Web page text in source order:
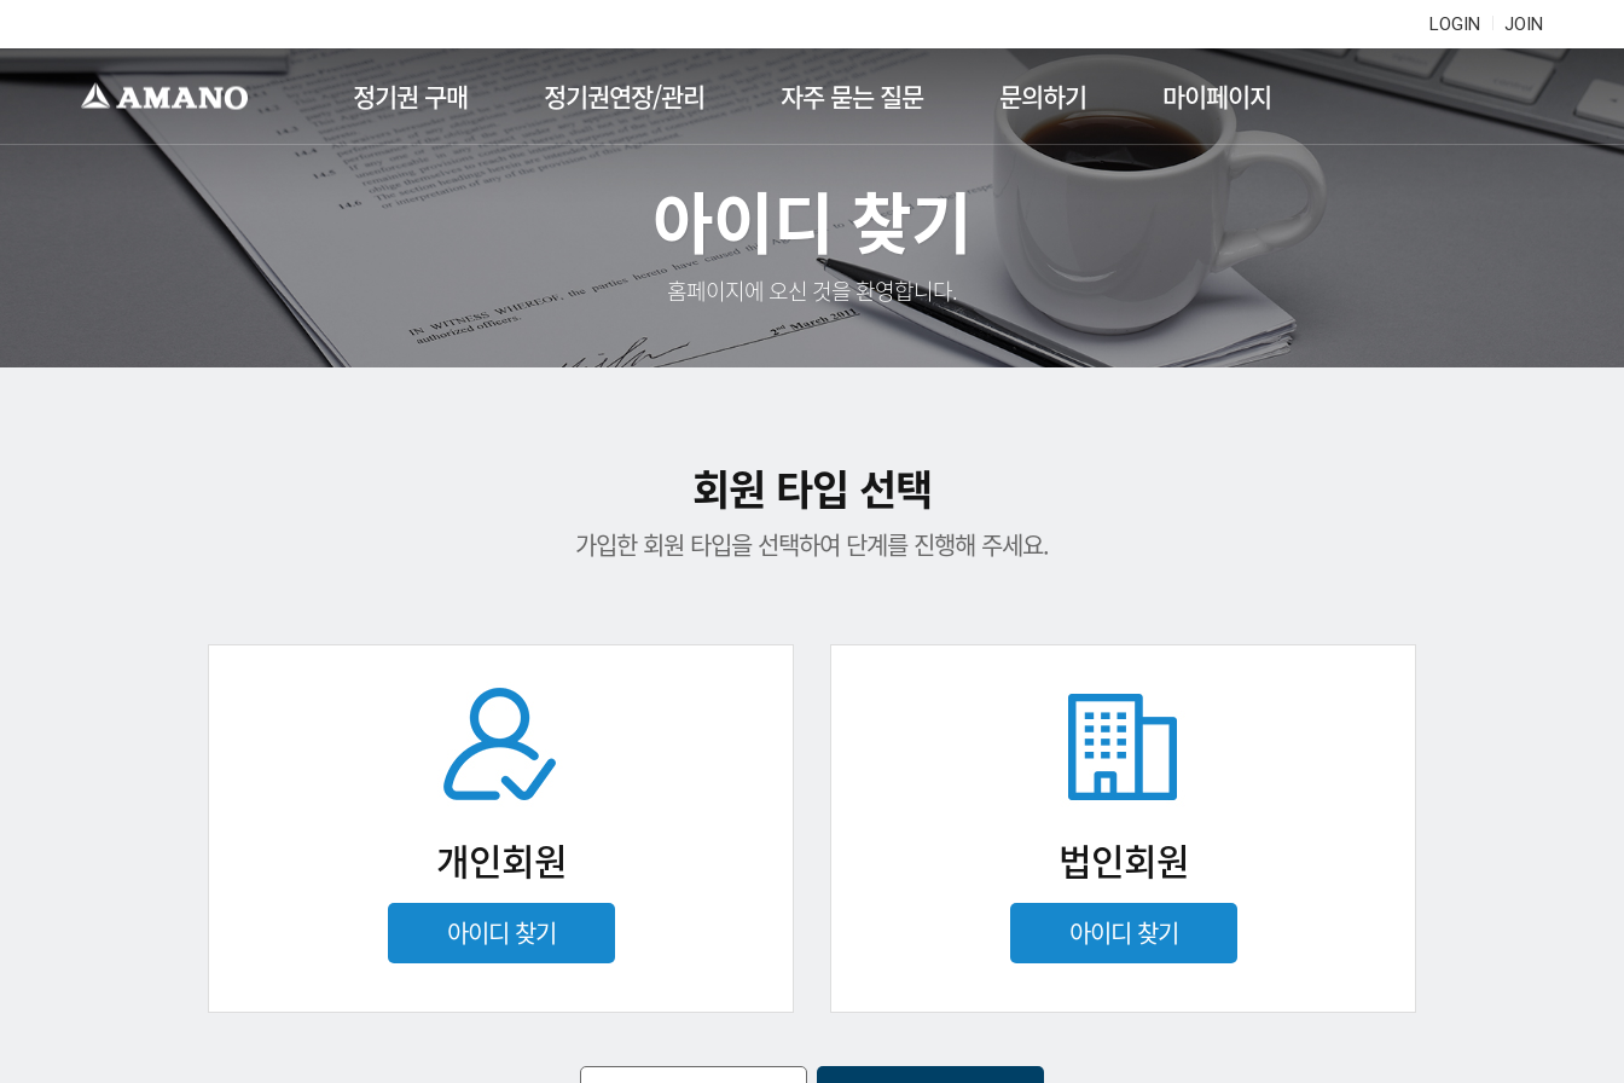
LOGIN JOIN
정기권 구매 정기권연장/관리 자주 묻는 질문 문의하기 마이페이지
아이디 찾기
홈페이지에 오신 것을 환영합니다.
회원 타입 선택
가입한 회원 타입을 선택하여 단계를 진행해 주세요.
개인회원
아이디 찾기
법인회원
아이디 찾기